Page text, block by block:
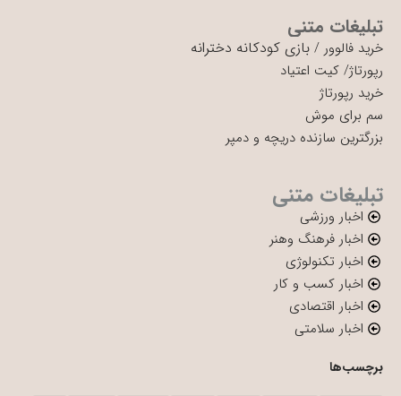
تبلیغات متنی
خرید فالوور / بازی کودکانه دخترانه
رپورتاژ/ کیت اعتیاد
خرید رپورتاژ
سم برای موش
بزرگترین سازنده دریچه و دمپر
تبلیغات متنی
اخبار ورزشی
اخبار فرهنگ وهنر
اخبار تکنولوژی
اخبار کسب و کار
اخبار اقتصادی
اخبار سلامتی
برچسب‌ها